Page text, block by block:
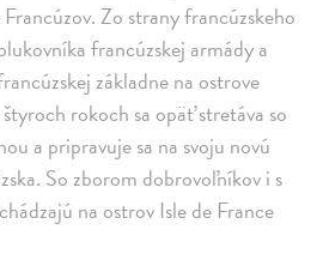
Zo strany francúzskeho
francúzskej armády a
základne na ostrove
rokoch sa opäť stretáva so
a pripravuje sa na svoju novú
So zborom dobrovoľníkov i s
na ostrov Isle de France